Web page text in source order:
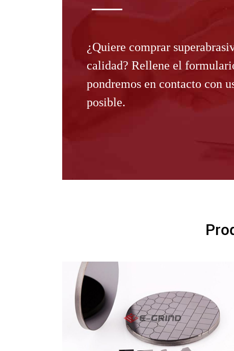
¿Quiere comprar
calidad? Rellene el
pondremos en contacto con
posible.